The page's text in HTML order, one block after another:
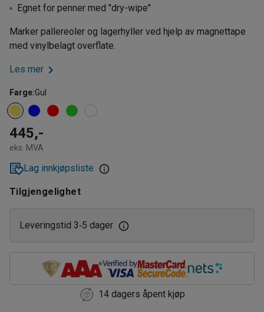
Egnet for penner med "dry-wipe"
Marker pallereoler og lagerhyller ved hjelp av magnettape
med vinylbelagt overflate.
Les mer
Farge:Gul
445,-
eks. MVA
Lag innkjøpsliste
Tilgjengelighet
Leveringstid 3‑5 dager
14 dagers åpent kjøp